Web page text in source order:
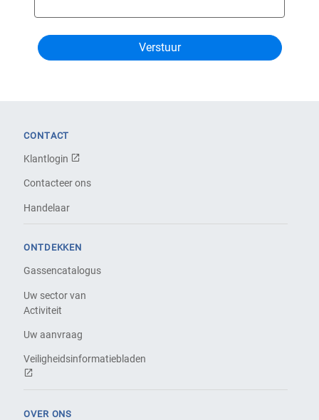
CONTACT
Klantlogin
Contacteer ons
Handelaar
ONTDEKKEN
Gassencatalogus
Uw sector van
Activiteit
Uw aanvraag
Veiligheidsinformatiebladen
OVER ONS